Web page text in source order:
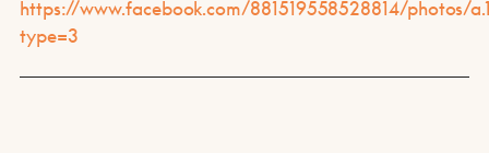
https://www.facebook.com/881519558528814/photos/
type=3